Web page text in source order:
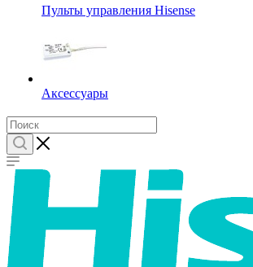
Пульты управления Hisense
Аксессуары